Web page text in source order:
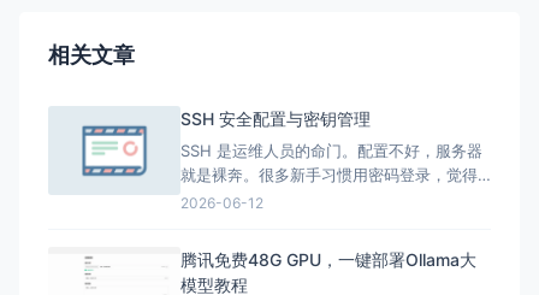
相关文章
SSH 安全配置与密钥管理
SSH 是运维人员的命门。配置不好，服务器
就是裸奔。很多新手习惯用密码登录，觉得
改个复杂密码就万事大吉。大错特错。现在
也挡不住每秒上千次的撞库尝试。 今天聊聊
怎么把 SSH 这一关守死。我不讲虚的，直接
2026-06-12
腾讯免费48G GPU，一键部署Ollama大
模型教程